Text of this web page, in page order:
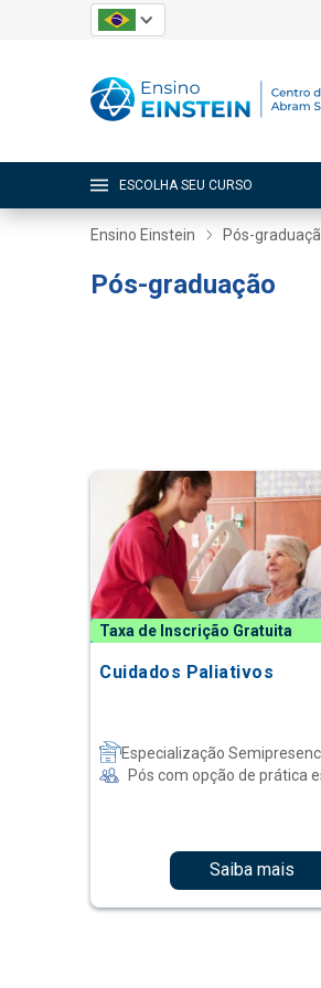
ESCOLHA SEU CURSO
Ensino Einstein Pós-
Pós-graduação
Taxa de Inscrição Gratuita
Cuidados Paliativos
Especialização
Pós com opção de prática
Saiba mais